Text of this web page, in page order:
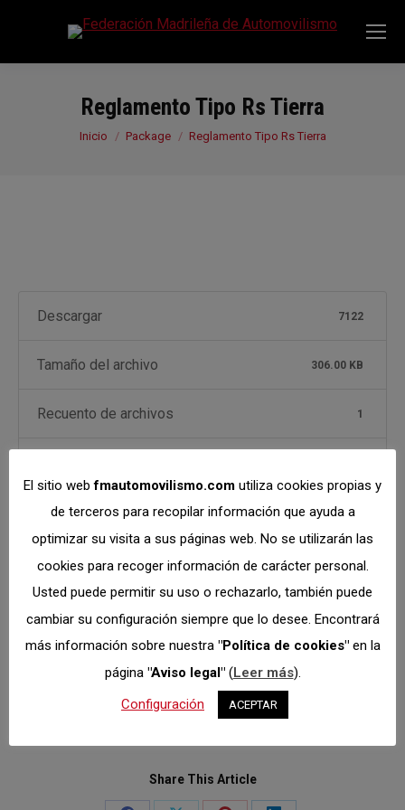
Reglamento Tipo Rs Tierra
Estás aquí:
Inicio Package Reglamento Tipo Rs Tierra
Descargar 7122
Tamaño del archivo 306.00 KB
Recuento de archivos 1
Última actualización enero 19, 2026
DESCARGAR
Descripción Archivos adjuntos
Share This Article
El sitio webfmautomovilismo.com utiliza cookies propias y
de terceros para recopilar información que ayuda a
optimizar su visita a sus páginas web. No se utilizarán las
cookies para recoger información de carácter personal.
Usted puede permitir su uso o rechazarlo, también puede
cambiar su configuración siempre que lo desee. Encontrará
más información sobre nuestra "Política de cookies"en la
página "Aviso legal"(Leer más).
Configuración
ACEPTAR